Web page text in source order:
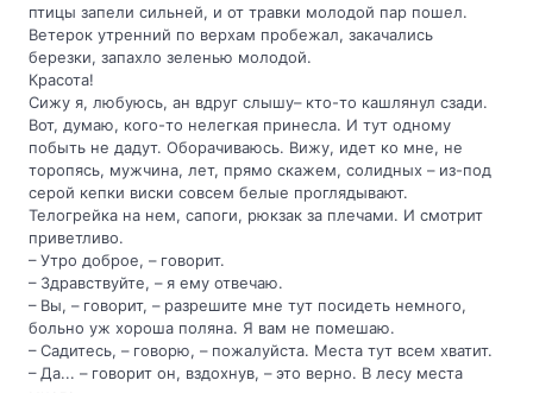
птицы запели сильней, и от травки молодой пар пошел.
Ветерок утренний по верхам пробежал, закачались
березки, запахло зеленью молодой.
Красота!
Сижу я, любуюсь, ан вдруг слышу– кто-то кашлянул сзади.
Вот, думаю, кого-то нелегкая принесла. И тут одному
побыть не дадут. Оборачиваюсь. Вижу, идет ко мне, не
торопясь, мужчина, лет, прямо скажем, солидных – из-под
серой кепки виски совсем белые проглядывают.
Телогрейка на нем, сапоги, рюкзак за плечами. И смотрит
приветливо.
– Утро доброе, – говорит.
– Здравствуйте, – я ему отвечаю.
– Вы, – говорит, – разрешите мне тут посидеть немного,
больно уж хороша поляна. Я вам не помешаю.
– Садитесь, – говорю, – пожалуйста. Места тут всем хватит.
– Да... – говорит он, вздохнув, – это верно. В лесу места